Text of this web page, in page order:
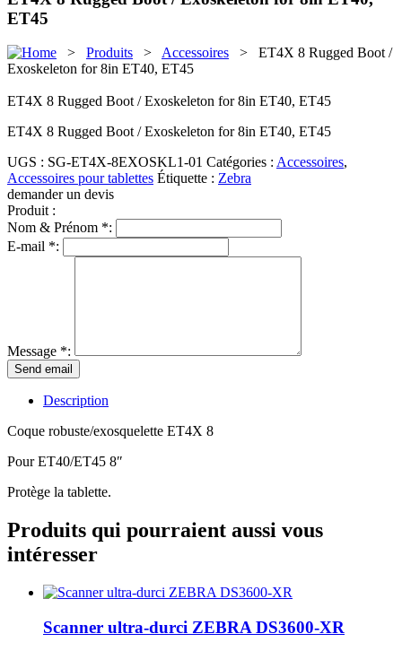
ET45
> Produits > Accessoires > ET4X 8 Rugged Boot /
Exoskeleton for 8in ET40, ET45
ET4X 8 Rugged Boot / Exoskeleton for 8in ET40, ET45
ET4X 8 Rugged Boot / Exoskeleton for 8in ET40, ET45
UGS : SG-ET4X-8EXOSKL1-01 Catégories : Accessoires,
Accessoires pour tablettes Étiquette : Zebra
demander un devis
Produit :
Nom & Prénom *:
E-mail *:
Message *:
Description
Coque robuste/exosquelette ET4X 8
Pour ET40/ET45 8″
Protège la tablette.
Produits qui pourraient aussi vous
intéresser
Scanner ultra-durci ZEBRA DS3600-XR